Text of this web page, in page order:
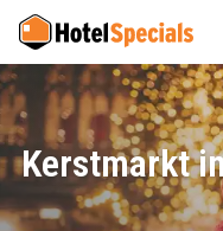
Kerstmarkt